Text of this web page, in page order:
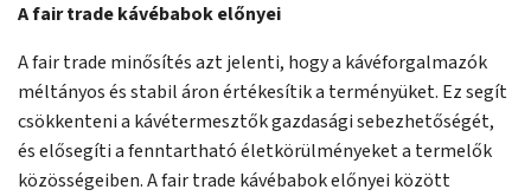
A fair trade kávébabok előnyei
A fair trade minősítés azt jelenti, hogy a kávéforgalmazók
méltányos és stabil áron értékesítik a terményüket. Ez segít
csökkenteni a kávétermesztők gazdasági sebezhetőségét,
és elősegíti a fenntartható életkörülményeket a termelők
közösségeiben. A fair trade kávébabok előnyei között